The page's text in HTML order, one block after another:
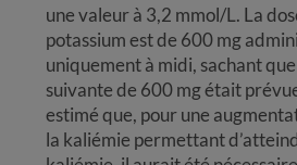
une valeur à 3,2 mmol/L. La
potassium est de 600 mg
uniquement à midi, sachant
suivante de 600 mg était
estimé que, pour une
la kaliémie permettant